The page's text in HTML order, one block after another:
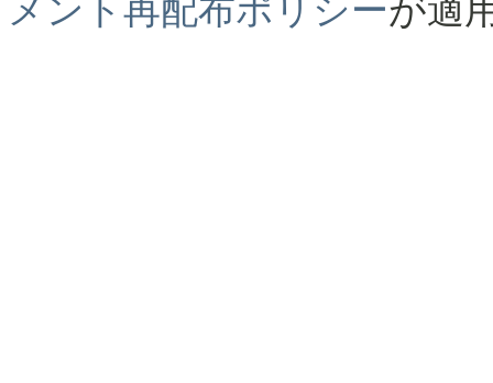
メント再配布ポリシーが適